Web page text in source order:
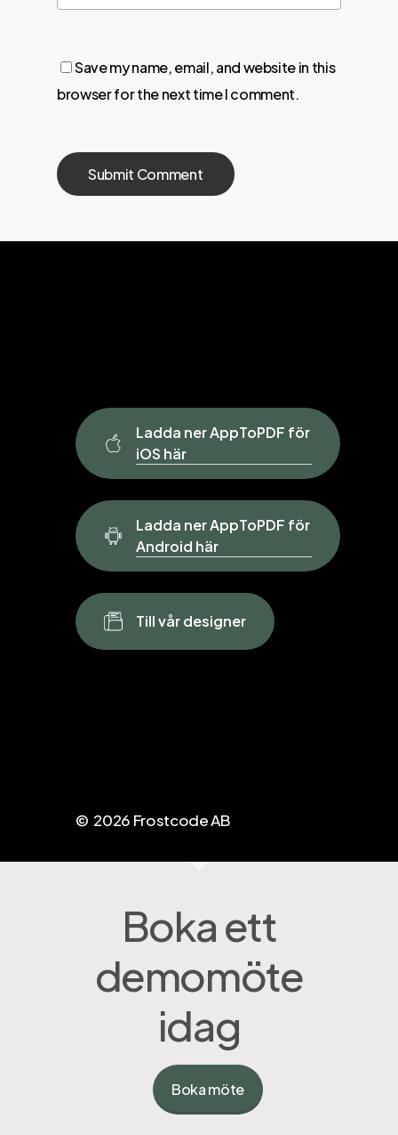
Save my name, email, and website in this
browser for the next time I comment.
Ladda ner AppToPDF för
iOS här
Ladda ner AppToPDF för
Android här
Tillvår designer
info@apptopdf.com
© 2026 Frostcode AB
Boka ett
demomöte
idag
Boka möte